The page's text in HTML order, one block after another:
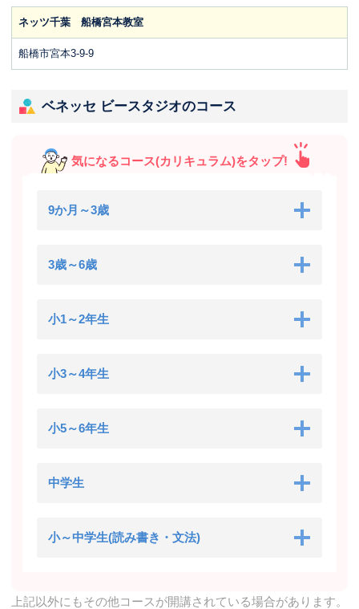
ネッツ千葉 船橋宮本教室
船橋市宮本3-9-9
ベネッセ ビースタジオのコース
気になるコース(カリキュラム)をタップ!
9か月～3歳
3歳～6歳
小1～2年生
小3～4年生
小5～6年生
中学生
小～中学生(読み書き・文法)
上記以外にもその他コースが開講されている場合があります。